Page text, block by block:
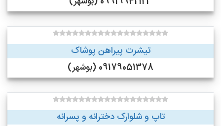
تیشرت پیراهن پوشاک
09179051378 (بوشهر)
تاپ و شلوارک دخترانه و پسرانه